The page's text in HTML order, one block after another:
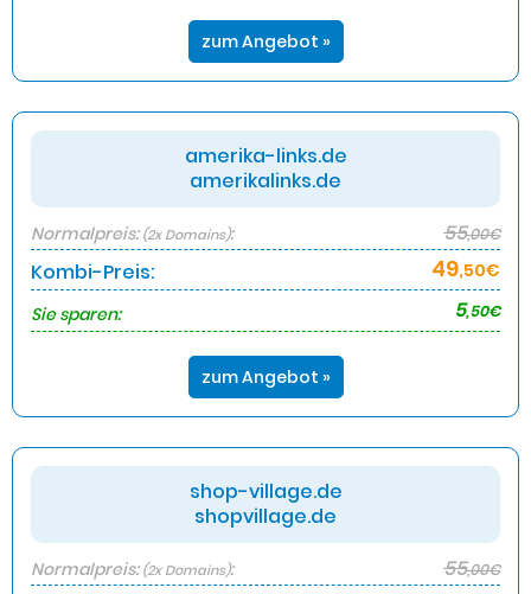
zum Angebot »
amerika-links.de
amerikalinks.de
Normalpreis:(2x Domains): 55,00€
Kombi-Preis: 49,50€
Sie sparen:
5,50€
zum Angebot »
shop-village.de
shopvillage.de
Normalpreis:(2x Domains): 55,00€